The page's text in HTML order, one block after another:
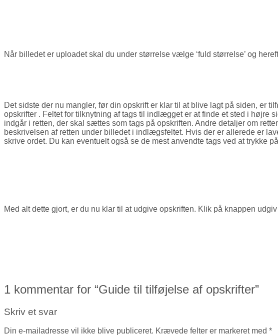
Når billedet er uploadet skal du under størrelse vælge ‘fuld størrelse’ og
Det sidste der nu mangler, før din opskrift er klar til at blive lagt på siden, er
opskrifter . Feltet for tilknytning af tags til indlægget er at finde et sted i højre
indgår i retten, der skal sættes som tags på opskriften. Andre detaljer om
beskrivelsen af retten under billedet i indlægsfeltet. Hvis der er allerede er
skrive ordet. Du kan eventuelt også se de mest anvendte tags ved at trykke
Med alt dette gjort, er du nu klar til at udgive opskriften. Klik på knappen
1 kommentar for “Guide til tilføjelse af opskrifter”
Skriv et svar
Din e-mailadresse vil ikke blive publiceret. Krævede felter er markeret med *